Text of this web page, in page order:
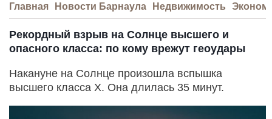
Главная Новости Барнаула Недвижимость
Рекордный взрыв на Солнце высшего и
опасного класса: по кому врежут геоудары
Накануне на Солнце произошла вспышка
высшего класса X. Она длилась 35 минут.